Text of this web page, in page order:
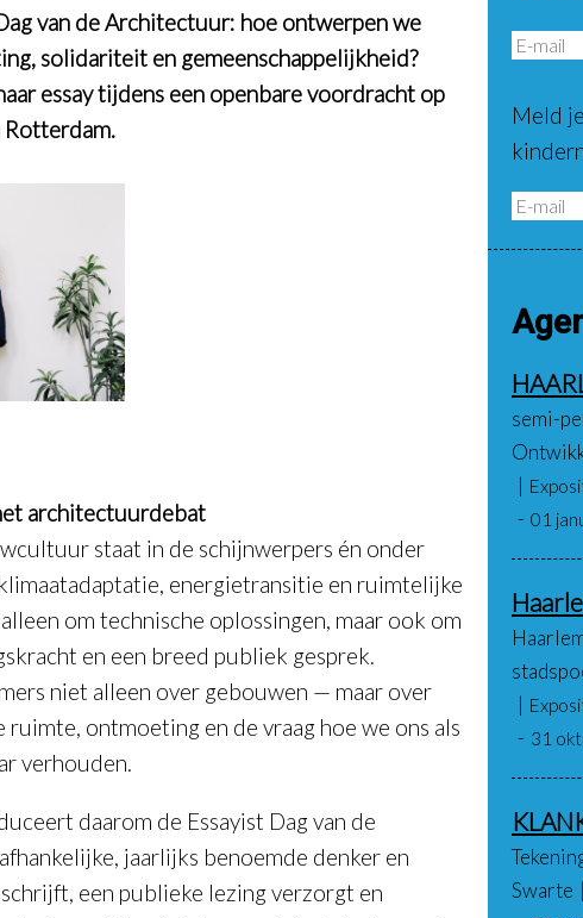
van de Architectuur: hoe ontwerpen we
solidariteit en gemeenschappelijkheid?
essay tijdens een openbare voordracht op
architectuurdebat
staat in de schijnwerpers én onder
energietransitie en ruimtelijke
om technische oplossingen, maar ook om
en een breed publiek gesprek.
niet alleen over gebouwen — maar over
ruimte, ontmoeting en de vraag hoe we ons als
verhouden.
daarom de Essayist Dag van de
jaarlijks benoemde denker en
een publieke lezing verzorgt en
Meld
semi-
01
31
Swarte